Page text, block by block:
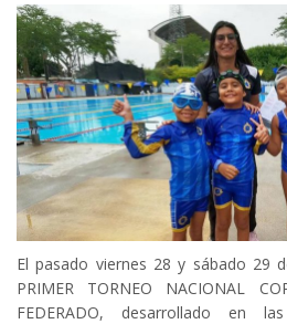
El pasado viernes 28 y sábado 29
PRIMER TORNEO NACIONAL
FEDERADO, desarrollado en